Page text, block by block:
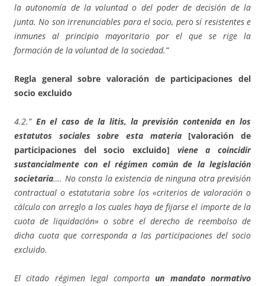
la autonomía de la voluntad o del poder de decisión de la
junta. No son irrenunciables para el socio, pero sí resistentes e
inmunes al principio mayoritario por el que se rige la
formación de la voluntad de la sociedad.”
Regla general sobre valoración de participaciones del
socio excluido
4.2.” En el caso de la litis, la previsión contenida en los
estatutos sociales sobre esta materia [valoración de
participaciones del socio excluido] viene a coincidir
sustancialmente con el régimen común de la legislación
societaria…. No consta la existencia de ninguna otra previsión
contractual o estatutaria sobre los «criterios de valoración o
cálculo con arreglo a los cuales haya de fijarse el importe de la
cuota de liquidación» o sobre el derecho de reembolso de
dicha cuota que corresponda a las participaciones del socio
excluido.
El citado régimen legal comportaun mandato normativo